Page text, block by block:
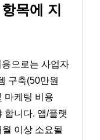
목에 지
으로는 사업자
구축(50만원
마케팅 비용
합니다. 앱/플랫
이상 소요될